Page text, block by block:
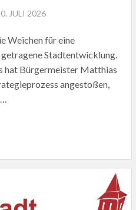
JULI 2026
Weichen für eine
Stadtentwicklung.
hat Bürgermeister Matthias
angestoßen,